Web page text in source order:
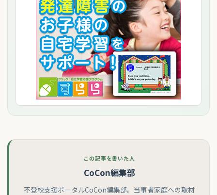
この記事を書いた人
CoCon編集部
不登校支援ポータルCoCon編集部。当事者家庭への取材